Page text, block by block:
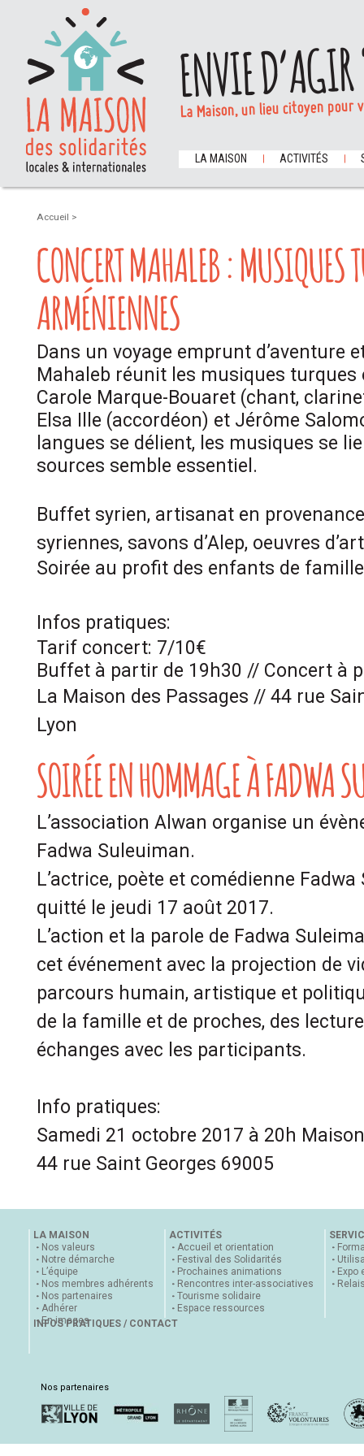
ENVIE
La Maison, un lieu citoyen
LA MAISON ACTIVITÉS
Accueil >
CONCERT MAHALEB : MUSIQUES
ARMÉNIENNES
Dans un voyage emprunt d’aventure
Mahaleb réunit les musiques turques
Carole Marque-Bouaret (chant,
Elsa Ille (accordéon) et Jérôme
langues se délient, les musiques se
sources semble essentiel.
Buffet syrien, artisanat en
syriennes, savons d’Alep, oeuvres
Soirée au profit des enfants de
Infos pratiques:
Tarif concert: 7/10€
Buffet à partir de 19h30 // Concert à
La Maison des Passages // 44 rue
Lyon
SOIRÉE EN HOMMAGE À FADWA
L’association Alwan organise un
Fadwa Suleuiman.
L’actrice, poète et comédienne
quitté le jeudi 17 août 2017.
L’action et la parole de Fadwa
cet événement avec la projection de
parcours humain, artistique et
de la famille et de proches, des
échanges avec les participants.
Info pratiques:
Samedi 21 octobre 2017 à 20h
44 rue Saint Georges 69005
LA MAISON
Nos valeurs
Notre démarche
L’équipe
Nos membres adhérents
Nos partenaires
Adhérer
En images
ACTIVITÉS
Accueil et orientation
Festival des Solidarités
Prochaines animations
Rencontres inter-associatives
Tourisme solidaire
Espace ressources
Expo
INFOS PRATIQUES / CONTACT
Nos partenaires